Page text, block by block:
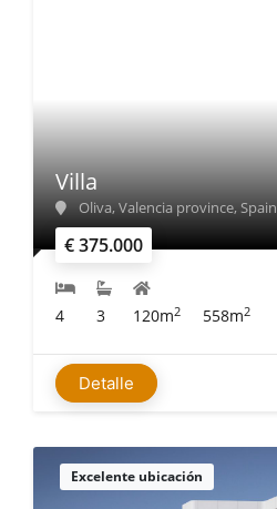
€ 375.000
Villa
Oliva, Valencia province, Spain
4 3 120m2 558m2
Detalle
Excelente ubicación